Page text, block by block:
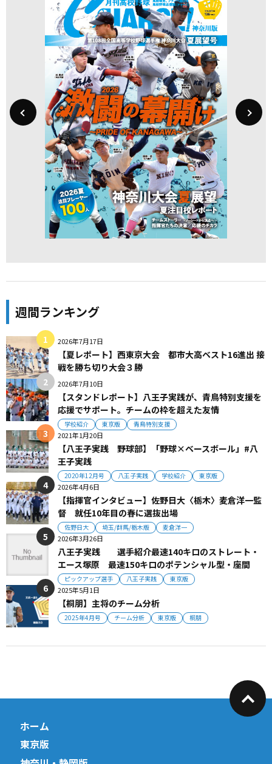
週間ランキング
2026年7月17日
【夏レポート】西東京大会 都市大高ベスト16進出 接
戦を勝ち切り大会３勝
2026年7月10日
【スタンドレポート】八王子実践が、青鳥特別支援を
応援でサポート。チームの枠を超えた友情
学校紹介 東京版 青鳥特別支援
2021年1月20日
【八王子実践 野球部】「野球×ベースボール」#八
王子実践
2020年12月号 八王子実践 学校紹介 東京版
2026年4月6日
【指揮官インタビュー】佐野日大〈栃木〉麦倉洋一監
督 就任10年目の春に選抜出場
佐野日大 埼玉/群馬/栃木版 麦倉洋一
2026年3月26日
八王子実践 選手紹介最速140キロのストレート・
エース塚原 最速150キロのポテンシャル型・座間
ピックアップ選手 八王子実践 東京版
2025年5月1日
【桐朋】主将のチーム分析
2025年4月号 チーム分析 東京版 桐朋
ホーム
東京版